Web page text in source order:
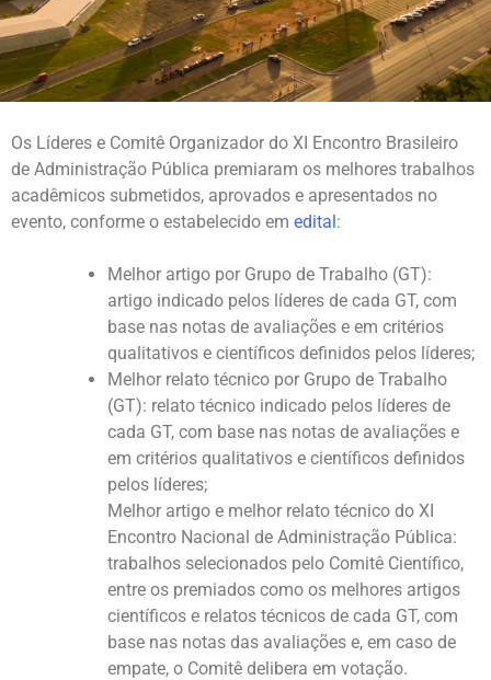
Os Líderes e Comitê Organizador do XI Encontro Brasileiro
de Administração Pública premiaram os melhores trabalhos
acadêmicos submetidos, aprovados e apresentados no
evento, conforme o estabelecido em edital:
Melhor artigo por Grupo de Trabalho (GT):
artigo indicado pelos líderes de cada GT, com
base nas notas de avaliações e em critérios
qualitativos e científicos definidos pelos líderes;
Melhor relato técnico por Grupo de Trabalho
(GT): relato técnico indicado pelos líderes de
cada GT, com base nas notas de avaliações e
em critérios qualitativos e científicos definidos
pelos líderes;
Melhor artigo e melhor relato técnico do XI
Encontro Nacional de Administração Pública:
trabalhos selecionados pelo Comitê Científico,
entre os premiados como os melhores artigos
científicos e relatos técnicos de cada GT, com
base nas notas das avaliações e, em caso de
empate, o Comitê delibera em votação.